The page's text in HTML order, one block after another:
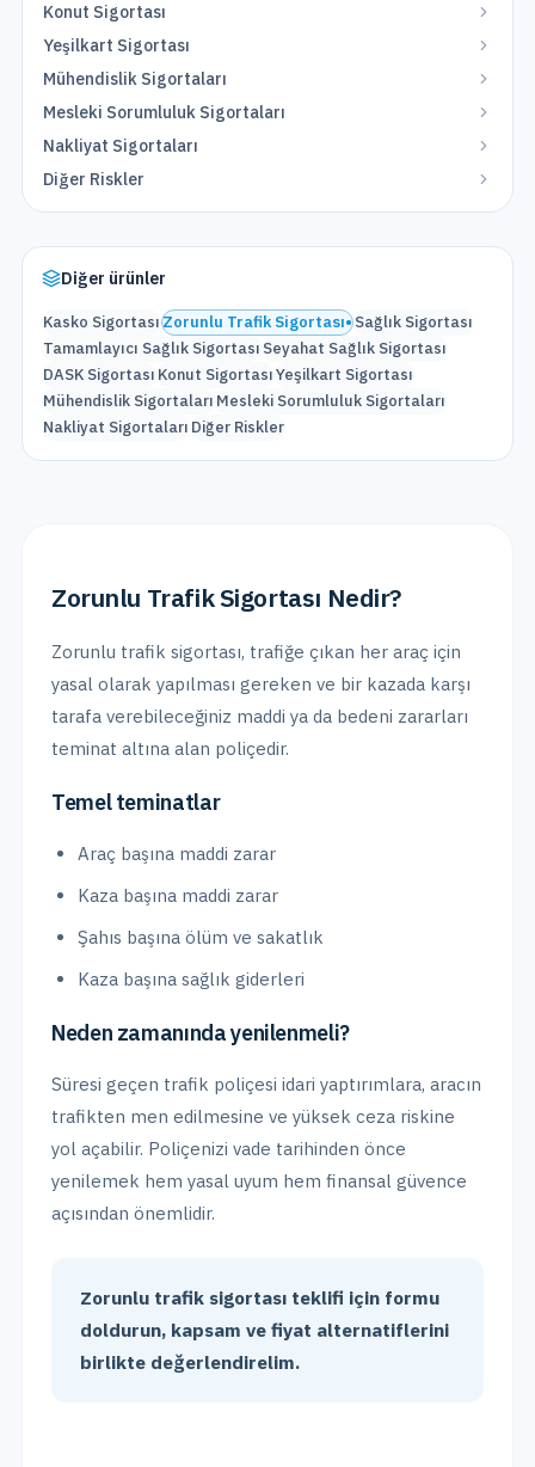
Konut Sigortası
Yeşilkart Sigortası
Mühendislik Sigortaları
Mesleki Sorumluluk Sigortaları
Nakliyat Sigortaları
Diğer Riskler
Diğer ürünler
Kasko SigortasıZorunlu Trafik Sigortası•Sağlık Sigortası
Tamamlayıcı Sağlık Sigortası Seyahat Sağlık Sigortası
DASK Sigortası Konut SigortasıYeşilkart Sigortası
Mühendislik Sigortaları Mesleki Sorumluluk Sigortaları
Nakliyat Sigortaları Diğer Riskler
Zorunlu Trafik Sigortası Nedir?
Zorunlu trafik sigortası, trafiğe çıkan her araç için
yasal olarak yapılması gereken ve bir kazada karşı
tarafa verebileceğiniz maddi ya da bedeni zararları
teminat altına alan poliçedir.
Temel teminatlar
Araç başına maddi zarar
Kaza başına maddi zarar
Şahıs başına ölüm ve sakatlık
Kaza başına sağlık giderleri
Neden zamanında yenilenmeli?
Süresi geçen trafik poliçesi idari yaptırımlara, aracın
trafikten men edilmesine ve yüksek ceza riskine
yol açabilir. Poliçenizi vade tarihinden önce
yenilemek hem yasal uyum hem finansal güvence
açısından önemlidir.
Zorunlu trafik sigortası teklifi için formu
doldurun, kapsam ve fiyat alternatiflerini
birlikte değerlendirelim.